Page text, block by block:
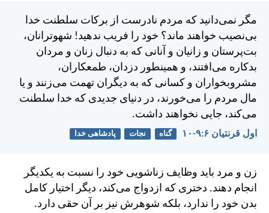
مگر نمی‌دانيد كه مردم نادرست از بركات سلطنت خدا
بی‌نصيب خواهند ماند؟ خود را فريب ندهيد! شهوترانان،
بت‌پرستان و زانيان و آنانی كه به دنبال زنان و مردان
بدكاره می‌افتند، و همينطور دزدان، طمعكاران،
مشروبخواران و كسانی كه به ديگران تهمت می‌زنند و يا
مال مردم را می‌خورند، در دنيای جديدی كه خدا سلطنت
می‌كند، جايی نخواهند داشت.
اول قرنتیان ۶:‏۹-‏۱۰ گناه نجات پادشاهی خدا
زن و مرد بايد وظايف زناشويی خود را نسبت به يكديگر
انجام دهند. دختری كه ازدواج می‌كند، ديگر اختيار كامل
بدن خود را ندارد، بلكه شوهرش نيز بر آن حقی دارد.